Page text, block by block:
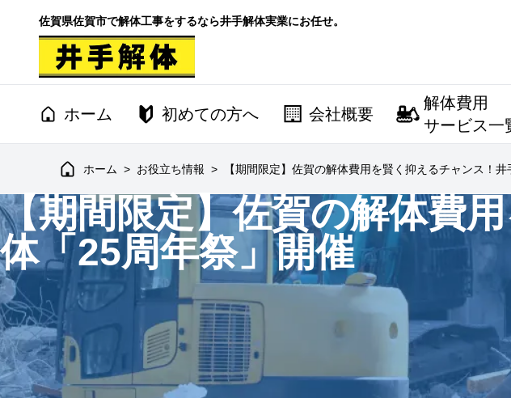
佐賀県佐賀市で解体工事をするなら井手解体実業にお任せ。
ホーム 初めての方へ 会社概要
解体費用
サービス一
ホーム > お役立ち情報 > 【期間限定】佐賀の解体費用を賢く抑えるチャンス！
【期間限定】佐賀の解体費
体「25周年祭」開催